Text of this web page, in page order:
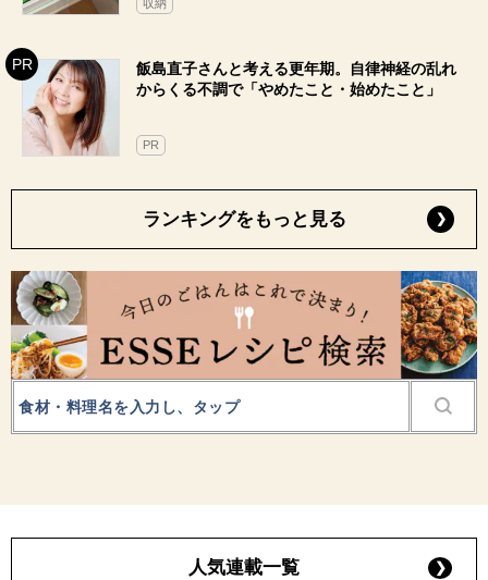
収納
飯島直子さんと考える更年期。自律神経の乱れ
からくる不調で「やめたこと・始めたこと」
PR
ランキングをもっと見る
人気連載一覧